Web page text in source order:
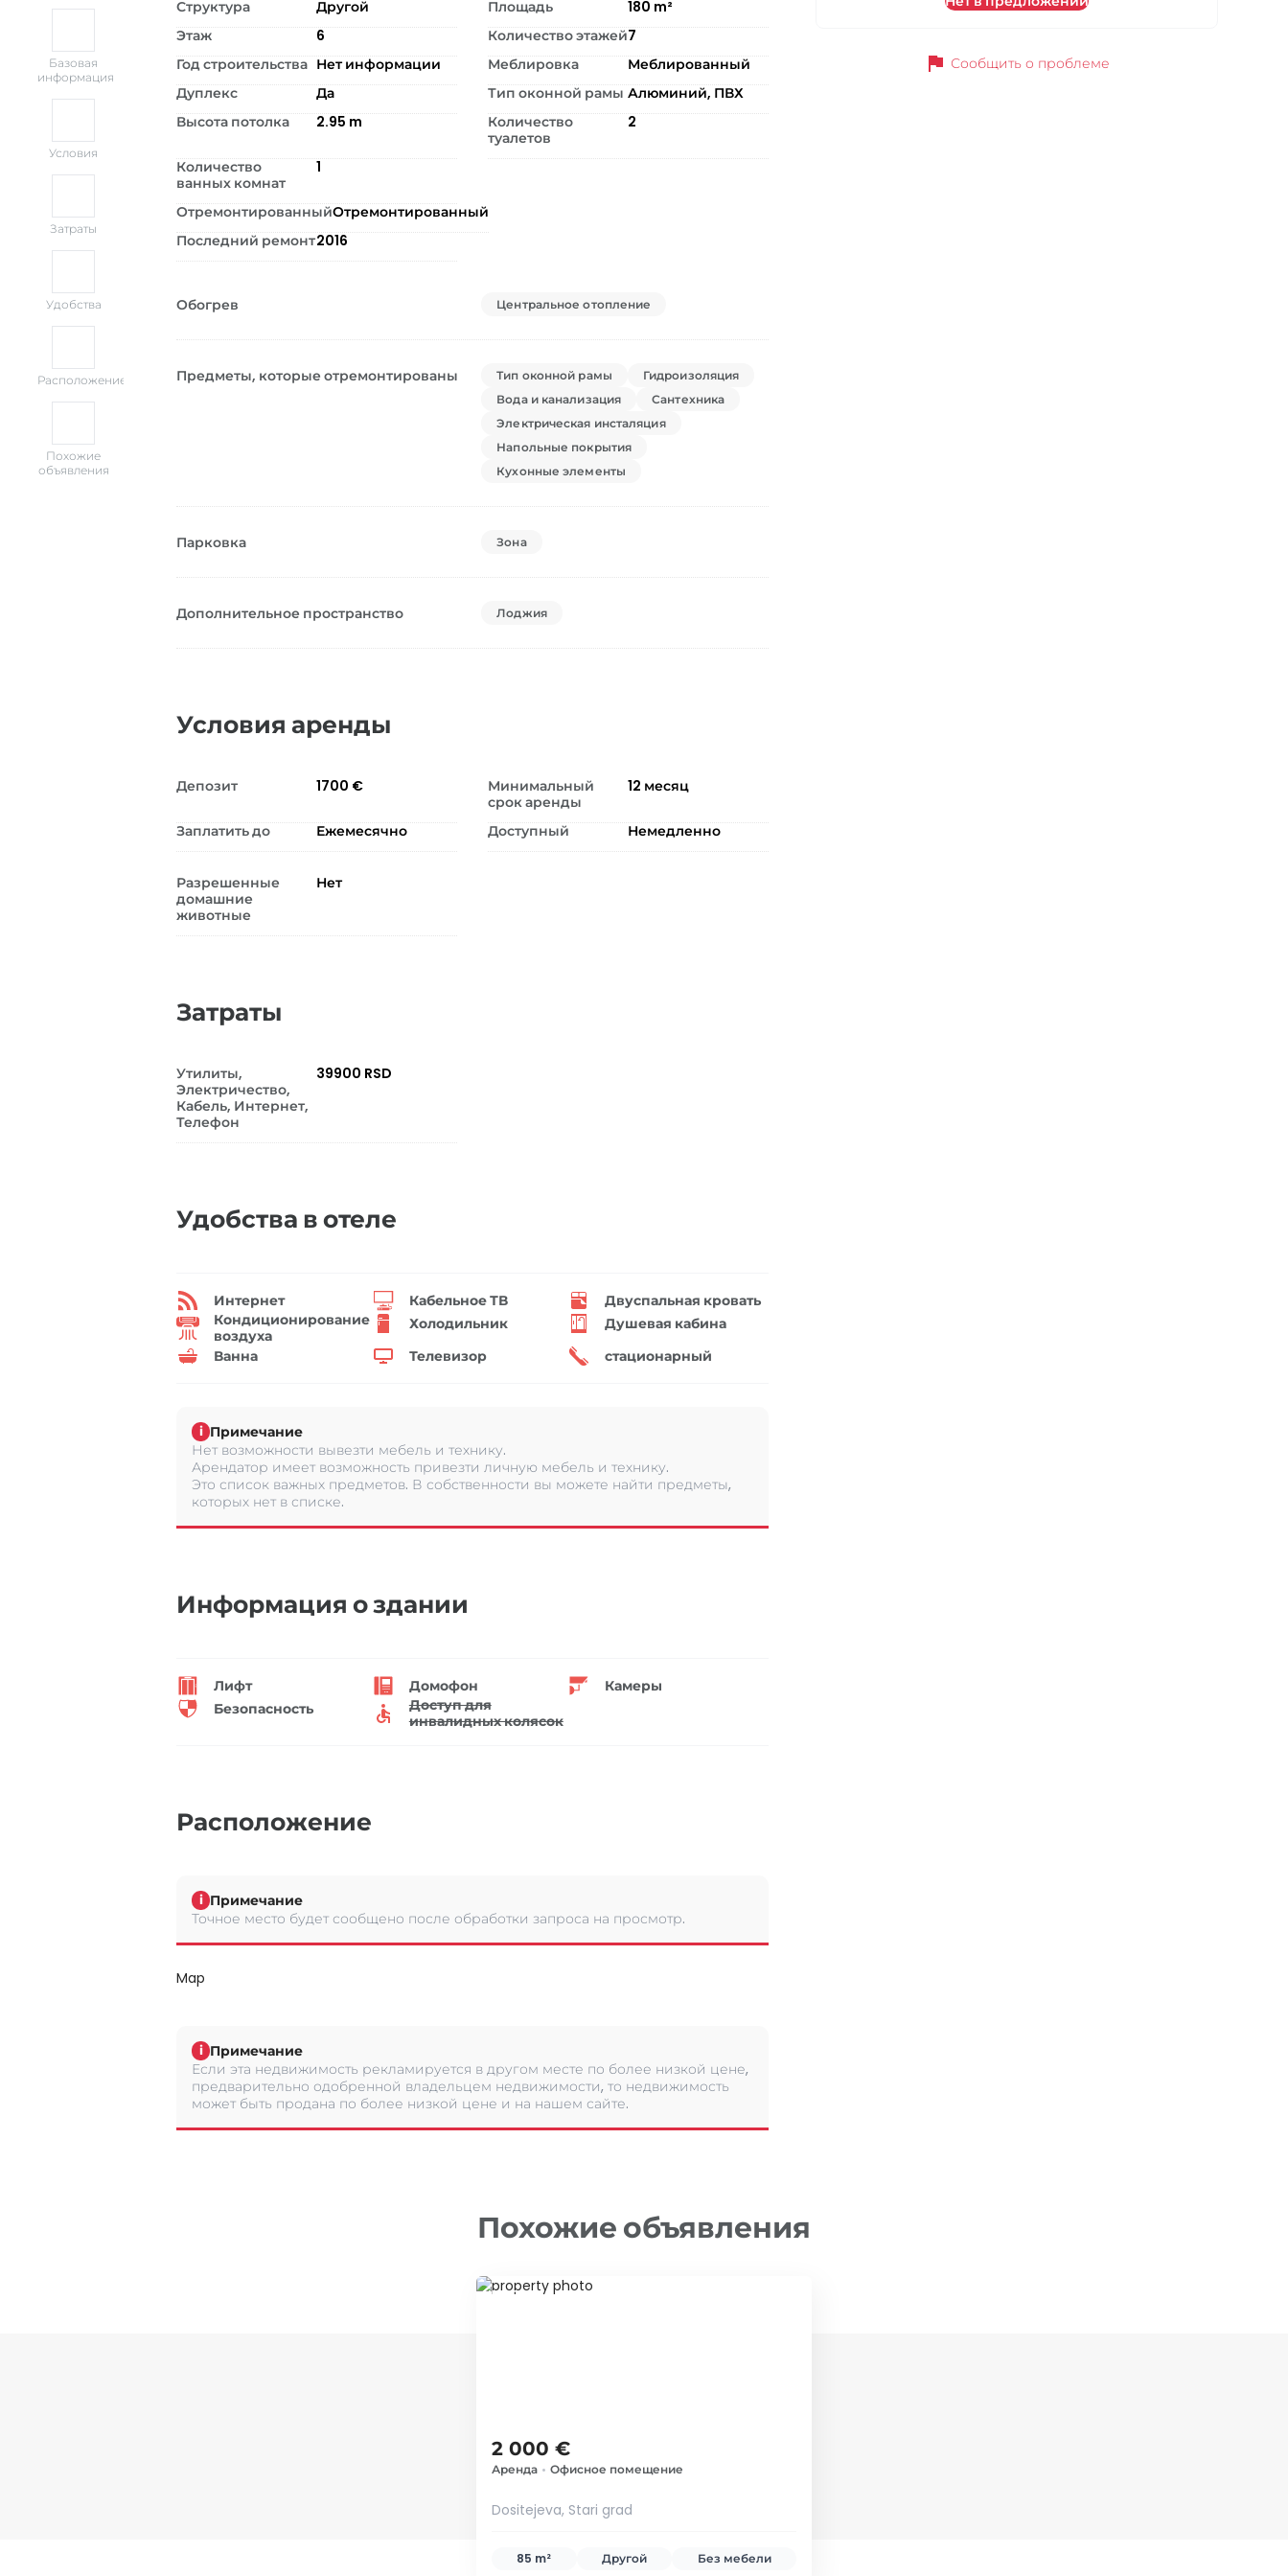
Базовая
информация
Условия
Затраты
Удобства
Расположение
Похожие
объявления
Структура Другой Площадь 180 m²
Этаж
6 Количество этажей7
Год строительства Нет информации Меблировка
Меблированный
Дуплекс
Да Тип оконной рамы Алюминий, ПВХ
Высота потолка
2.95 m
Количество
туалетов
2
Количество
ванных комнат
1
ОтремонтированныйОтремонтированный
Последний ремонт2016
Обогрев Центральное отопление
Предметы, которые отремонтированы Тип оконной рамы
Гидроизоляция
Вода и канализация
Сантехника
Электрическая инсталяция
Напольные покрытия
Кухонные элементы
Парковка Зона
Дополнительное пространство Лоджия
Условия аренды
Депозит 1700 €
Минимальный
срок аренды
12 месяц
Заплатить до Ежемесячно Доступный Немедленно
Разрешенные
домашние
животные
Нет
Затраты
Утилиты,
Электричество,
Кабель, Интернет,
Телефон
39900 RSD
Удобства в отеле
Интернет Кабельное ТВ
Двуспальная кровать
Кондиционирование
воздуха
Холодильник
Душевая кабина
Ванна
Телевизор стационарный
i Примечание
Нет возможности вывезти мебель и технику.
Арендатор имеет возможность привезти личную мебель и технику.
Это список важных предметов. В собственности вы можете найти предметы,
которых нет в списке.
Информация о здании
Лифт Домофон
Камеры
Безопасность
Доступ для
инвалидных колясок
Расположение
i Примечание
Точное место будет сообщено после обработки запроса на просмотр.
Map
i Примечание
Если эта недвижимость рекламируется в другом месте по более низкой цене,
предварительно одобренной владельцем недвижимости, то недвижимость
может быть продана по более низкой цене и на нашем сайте.
flag Сообщить о проблеме
Похожие объявления
ID 69863
2 000 €
Аренда • Офисное помещение
Dositejeva, Stari grad
85 m² Другой Без мебели